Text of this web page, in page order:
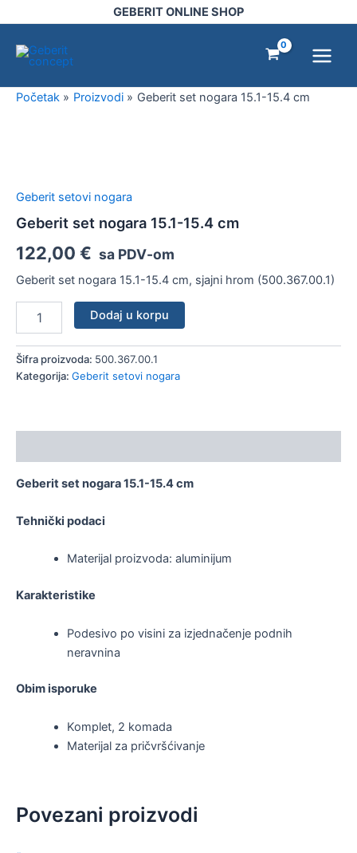
na
sadržaj
GEBERIT ONLINE SHOP
Menu
Početak Proizvodi Geberit set nogara 15.1-15.4 cm
Geberit setovi nogara
Geberit set nogara 15.1-15.4 cm
122,00 € sa PDV-om
Geberit set nogara 15.1-15.4 cm, sjajni hrom (500.367.00.1)
15.4
cm
količina
Dodaj u korpu
Šifra proizvoda: 500.367.00.1
Kategorija: Geberit setovi nogara
Geberit set nogara 15.1-15.4 cm
Tehnički podaci
Materijal proizvoda: aluminijum
Karakteristike
Podesivo po visini za izjednačenje podnih
neravnina
Obim isporuke
Komplet, 2 komada
Materijal za pričvršćivanje
Povezani proizvodi
15.4
količina